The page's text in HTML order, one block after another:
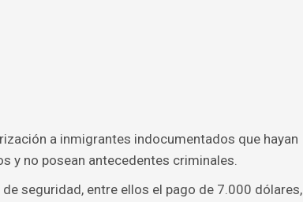
a inmigrantes indocumentados que hayan
y no posean antecedentes criminales.
seguridad, entre ellos el pago de 7.000 dólares,